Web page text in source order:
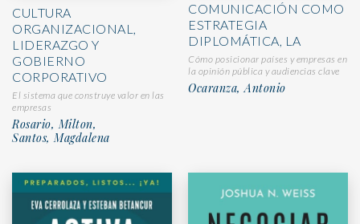
CULTURA
ORGANIZACIONAL,
LIDERAZGO Y
GOBIERNO
CORPORATIVO
El sistema que construye valor en las
empresas
Rosario, Milton,
Santos, Magdalena
COMUNICACIÓN COMO
ESTRATEGIA
DIPLOMÁTICA, LA
Cómo posicionar países y empresas en
la opinión pública y audiencias clave
Ocaranza, Antonio